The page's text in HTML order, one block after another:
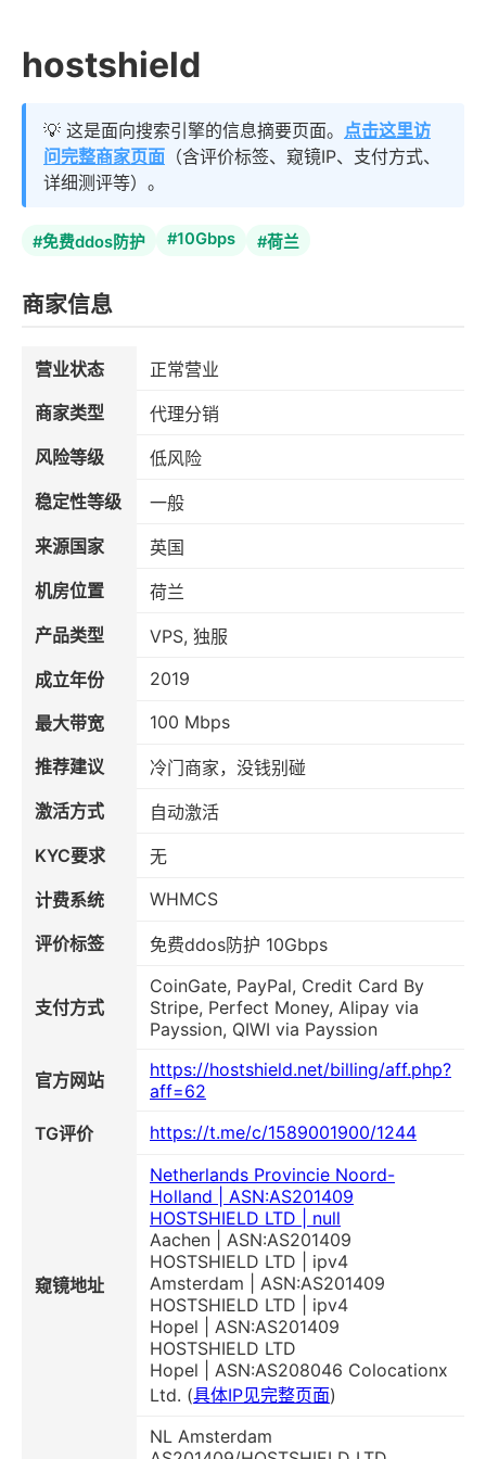
hostshield
💡 这是面向搜索引擎的信息摘要页面。 点击这里访
问完整商家页面 （含评价标签、窥镜IP、支付方式、
详细测评等）。
#免费ddos防护 #10Gbps #荷兰
商家信息
营业状态
正常营业
商家类型
代理分销
风险等级
低风险
稳定性等级
一般
来源国家
英国
机房位置
荷兰
产品类型
VPS, 独服
成立年份
2019
最大带宽 100 Mbps
推荐建议
冷门商家，没钱别碰
激活方式
自动激活
KYC要求
无
计费系统
WHMCS
评价标签 免费ddos防护 10Gbps
支付方式
CoinGate, PayPal, Credit Card By
Stripe, Perfect Money, Alipay via
Payssion, QIWI via Payssion
官方网站
https://hostshield.net/billing/aff.php?
aff=62
TG评价
https://t.me/c/1589001900/1244
窥镜地址
Netherlands Provincie Noord-
Holland | ASN:AS201409
HOSTSHIELD LTD | null
Aachen | ASN:AS201409
HOSTSHIELD LTD | ipv4
Amsterdam | ASN:AS201409
HOSTSHIELD LTD | ipv4
Hopel | ASN:AS201409
HOSTSHIELD LTD
Hopel | ASN:AS208046 Colocationx
Ltd. (具体IP见完整页面)
NL Amsterdam